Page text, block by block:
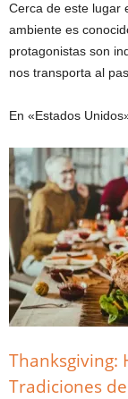
Cerca de este lugar
ambiente es
protagonistas son
nos transporta al
En «Estados
Thanksgiving:
Tradiciones